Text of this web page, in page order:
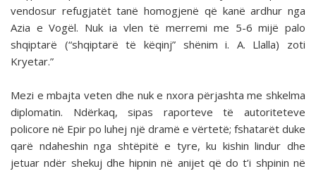
vendosur refugjatët tanë homogjenë që kanë ardhur nga
Azia e Vogël. Nuk ia vlen të merremi me 5-6 mijë palo
shqiptarë (“shqiptarë të këqinj” shënim i. A. Llalla) zoti
Kryetar.”
Mezi e mbajta veten dhe nuk e nxora përjashta me shkelma
diplomatin. Ndërkaq, sipas raporteve të autoriteteve
policore në Epir po luhej një dramë e vërtetë; fshatarët duke
qarë ndaheshin nga shtëpitë e tyre, ku kishin lindur dhe
jetuar ndër shekuj dhe hipnin në anijet që do t’i shpinin në